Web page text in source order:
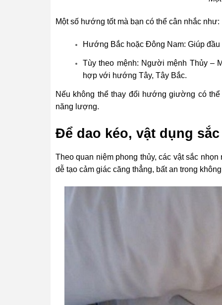
Một số hướng tốt mà bạn có thể cân nhắc như:
Hướng Bắc hoặc Đông Nam: Giúp
Tùy theo mệnh: Người mệnh Thủy –
hợp với hướng Tây, Tây Bắc.
Nếu không thể thay đổi hướng giường có
năng lượng.
Để dao kéo, vật dụng
Theo quan niệm phong thủy, các vật sắc
dễ tạo cảm giác căng thẳng, bất an trong